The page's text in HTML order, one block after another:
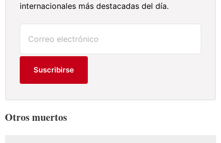
internacionales más destacadas del día.
Suscribirse
Otros muertos